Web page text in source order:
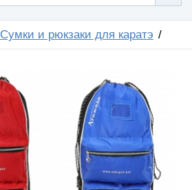
Сумки и рюкзаки для каратэ